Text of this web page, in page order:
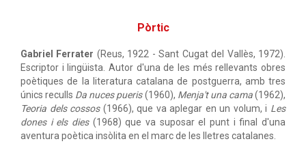
Pòrtic
Gabriel Ferrater (Reus, 1922 - Sant Cugat del Vallès, 1972).
Escriptor i lingüista. Autor d'una de les més rellevants obres
poètiques de la literatura catalana de postguerra, amb tres
únics reculls Da nuces pueris(1960), Menja't una cama(1962),
Teoria dels cossos(1966), que va aplegar en un volum, i Les
dones i els dies(1968) que va suposar el punt i final d'una
aventura poètica insòlita en el marc de les lletres catalanes.